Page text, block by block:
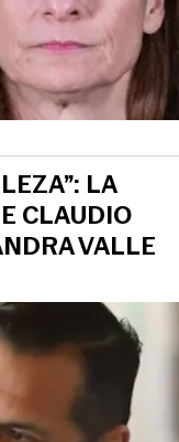
LA
CLAUDIO
VALLE